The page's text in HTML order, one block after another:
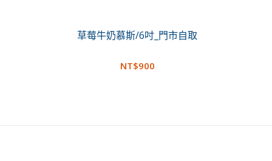
草莓牛奶慕斯/6吋_門市自取
NT$900